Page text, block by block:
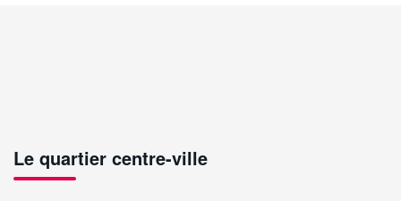
Le quartier centre-ville